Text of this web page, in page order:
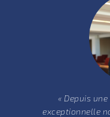
« Depuis
exceptionnelle